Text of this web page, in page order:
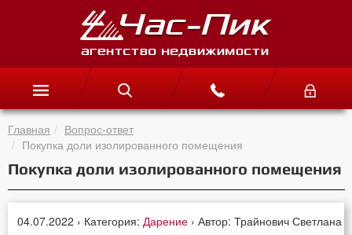
Главная
Вопрос-ответ
Покупка доли изолированного помещения
Покупка доли изолированного помещения
04.07.2022 › Категория: Дарение › Автор: Трайнович Светлана